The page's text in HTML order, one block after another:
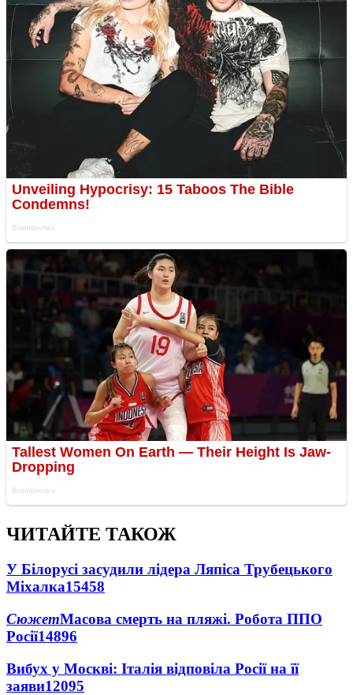
ЧИТАЙТЕ ТАКОЖ
У Білорусі засудили лідера Ляпіса Трубецького
Міхалка15458
СюжетМасова смерть на пляжі. Робота ППО
Росії14896
Вибух у Москві: Італія відповіла Росії на її
заяви12095